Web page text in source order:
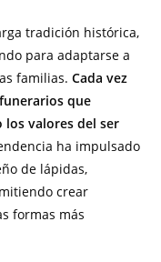
tradición histórica,
para adaptarse a
familias.Cada vez
que
valores del ser
ha impulsado
de lápidas,
crear
formas más